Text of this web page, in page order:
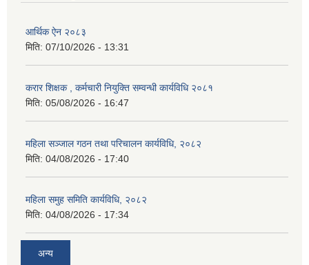
आर्थिक ऐन २०८३
मिति: 07/10/2026 - 13:31
करार शिक्षक , कर्मचारी नियुक्ति सम्वन्धी कार्यविधि २०८१
मिति: 05/08/2026 - 16:47
महिला सञ्जाल गठन तथा परिचालन कार्यविधि, २०८२
मिति: 04/08/2026 - 17:40
महिला समुह समिति कार्यविधि, २०८२
मिति: 04/08/2026 - 17:34
अन्य